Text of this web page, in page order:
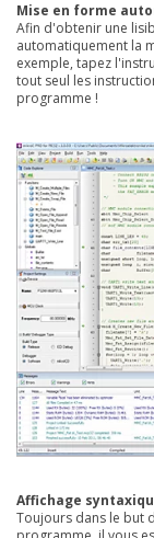
Mise en forme
Afin d'obtenir une
automatiquement la
exemple, tapez
tout seul les
programme !
Affichage
Toujours dans le but